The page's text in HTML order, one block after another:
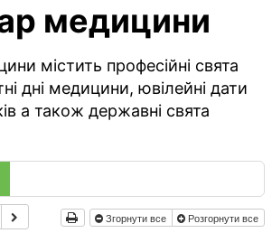
медицини
містить професійні свята
дні медицини, ювілейні дати
а також державні свята
Згорнути все Розгорнути все